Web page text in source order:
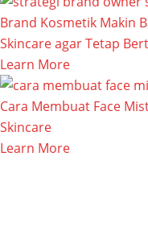
Brand Kosmetik Makin
Skincare agar Tetap
Learn More
Cara Membuat Face
Skincare
Learn More